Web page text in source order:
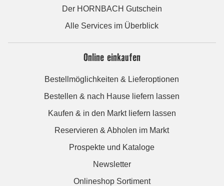
Der HORNBACH Gutschein
Alle Services im Überblick
Online einkaufen
Bestellmöglichkeiten & Lieferoptionen
Bestellen & nach Hause liefern lassen
Kaufen & in den Markt liefern lassen
Reservieren & Abholen im Markt
Prospekte und Kataloge
Newsletter
Onlineshop Sortiment